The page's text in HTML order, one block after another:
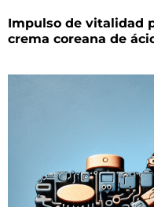
Impulso de vitalidad
crema coreana de